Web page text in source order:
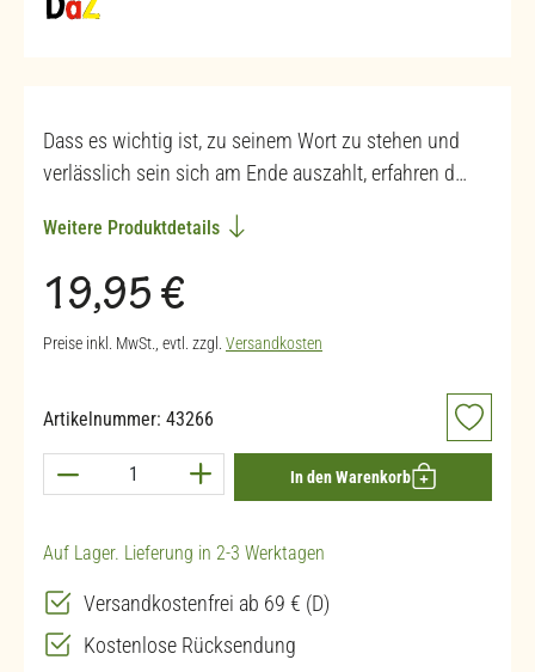
Dass es wichtig ist, zu seinem Wort zu stehen und
verlässlich sein sich am Ende auszahlt, erfahren d…
Weitere Produktdetails
Regulärer Preis:
19,95 €
Preise inkl. MwSt., evtl. zzgl. Versandkosten
Artikelnummer: 43266
Produkt Anzahl: Gib den gewünschten Wert
In den Warenkorb
Auf Lager. Lieferung in 2-3 Werktagen
Versandkostenfrei ab 69 € (D)
Kostenlose Rücksendung